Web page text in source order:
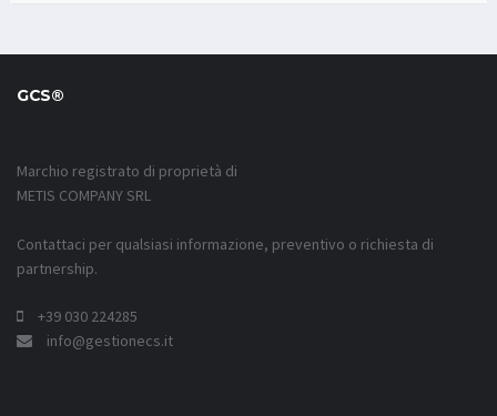
GCS®
Marchio registrato di proprietà di
METIS COMPANY SRL
Contattaci per qualsiasi informazione, preventivo o richiesta di
partnership.
+39 030 224285
info@gestionecs.it